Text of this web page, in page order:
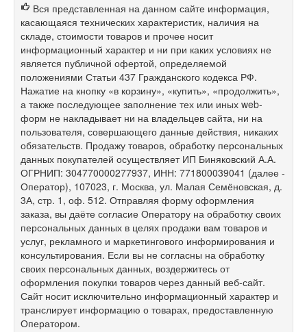
Вся представленная на данном сайте информация,
касающаяся технических характеристик, наличия на
складе, стоимости товаров и прочее носит
информационный характер и ни при каких условиях не
является публичной офертой, определяемой
положениями Статьи 437 Гражданского кодекса РФ.
Нажатие на кнопку «в корзину», «купить», «продолжить»,
а также последующее заполнение тех или иных web-
форм не накладывает ни на владельцев сайта, ни на
пользователя, совершающего данные действия, никаких
обязательств. Продажу товаров, обработку персональных
данных покупателей осуществляет ИП Биняковский А.А.
ОГРНИП: 304770000277937, ИНН: 771800039041 (далее -
Оператор), 107023, г. Москва, ул. Малая Семёновская, д.
3А, стр. 1, оф. 512. Отправляя форму оформления
заказа, вы даёте согласие Оператору на обработку своих
персональных данных в целях продажи вам товаров и
услуг, рекламного и маркетингового информирования и
консультирования. Если вы не согласны на обработку
своих персональных данных, воздержитесь от
оформления покупки товаров через данный веб-сайт.
Сайт носит исключительно информационный характер и
транслирует информацию о товарах, предоставленную
Оператором.